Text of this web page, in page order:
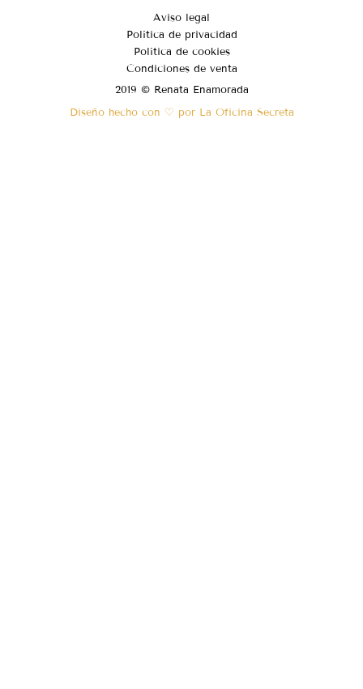
Aviso legal
Política de privacidad
Política de cookies
Condiciones de venta
2019 © Renata Enamorada
Diseño hecho con ♡ por La Oficina Secreta